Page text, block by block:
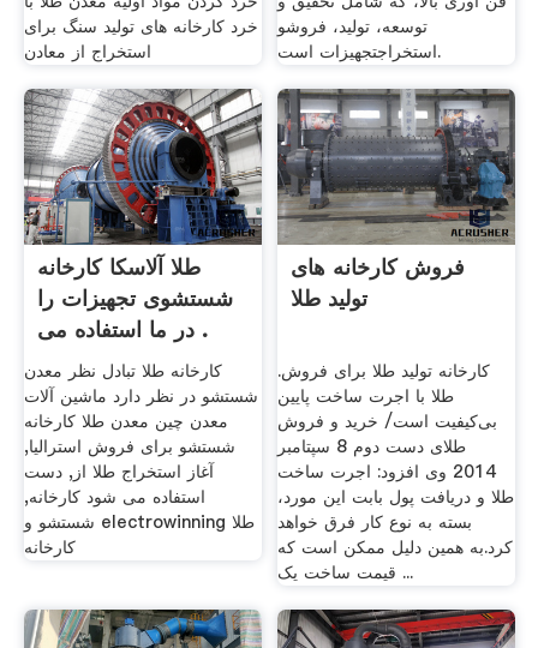
خرد کارخانه های تولید سنگ برای
استخراج از معادن
توسعه، تولید، فروشو
استخراجتجهیزات است.
طلا آلاسکا کارخانه
شستشوی تجهیزات را
در ما استفاده می .
کارخانه طلا تبادل نظر معدن
شستشو در نظر دارد ماشین آلات
معدن چین معدن طلا کارخانه
شستشو برای فروش استرالیا,
آغاز استخراج طلا از, دست
استفاده می شود کارخانه,
شستشو و electrowinning طلا
کارخانه
فروش کارخانه های
تولید طلا
کارخانه تولید طلا برای فروش.
طلا با اجرت ساخت پایین
بی‌کیفیت است/ خرید و فروش
طلای دست دوم 8 سپتامبر
2014 وی افزود: اجرت ساخت
طلا و دریافت پول بابت این مورد،
بسته به نوع کار فرق خواهد
کرد.به همین دلیل ممکن است که
قیمت ساخت یک ...